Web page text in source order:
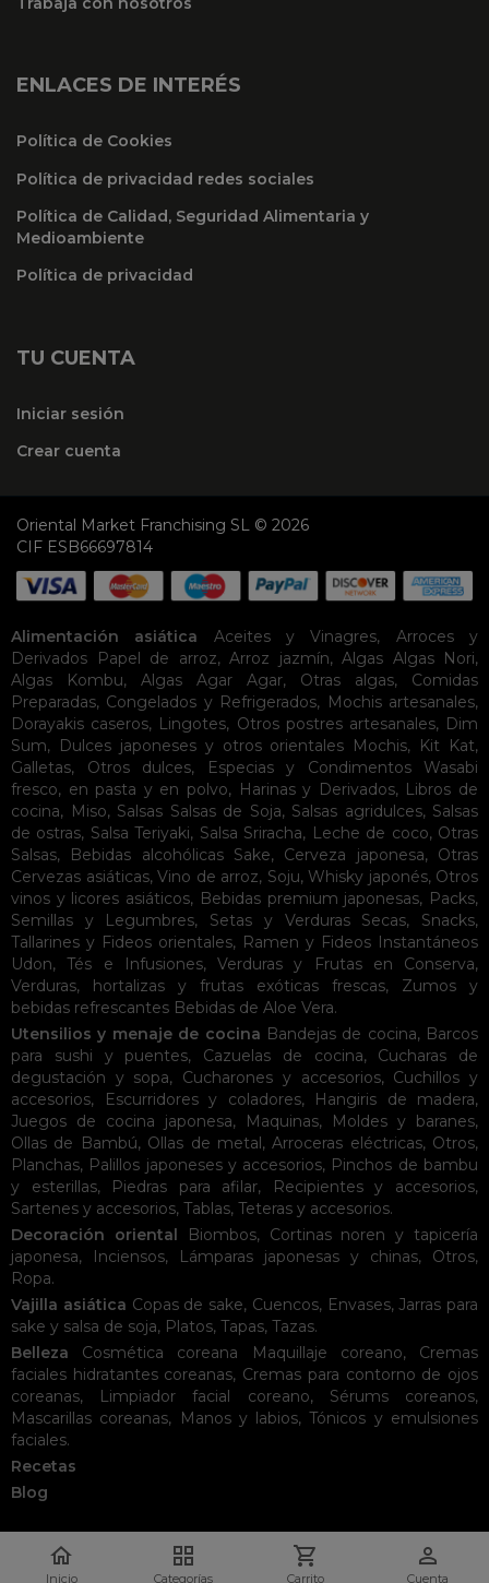
ENLACES DE INTERÉS
Política de Cookies
Política de privacidad redes sociales
Política de Calidad, Seguridad Alimentaria y
Medioambiente
Política de privacidad
TU CUENTA
Iniciar sesión
Crear cuenta
Oriental Market Franchising SL © 2026
CIF ESB66697814
Alimentación asiática Aceites y Vinagres, Arroces y
Derivados
Papel de arroz, Arroz jazmín, Algas Algas Nori,
Algas Kombu, Algas Agar Agar, Otras algas, Comidas
Preparadas, Congelados y Refrigerados, Mochis artesanales,
Dorayakis caseros, Lingotes, Otros postres artesanales, Dim
Sum, Dulces japoneses y otros orientales Mochis, Kit Kat,
Galletas, Otros dulces, Especias y Condimentos
Wasabi
fresco, en pasta y en polvo, Harinas y Derivados, Libros de
cocina, Miso, Salsas Salsas de Soja, Salsas agridulces, Salsas
de ostras, Salsa Teriyaki, Salsa Sriracha, Leche de coco, Otras
Salsas, Bebidas alcohólicas Sake, Cerveza japonesa, Otras
Cervezas asiáticas, Vino de arroz, Soju, Whisky japonés, Otros
vinos y licores asiáticos, Bebidas premium japonesas, Packs,
Semillas y Legumbres, Setas y Verduras Secas, Snacks,
Tallarines y Fideos orientales, Ramen y Fideos Instantáneos
Udon,Tés e Infusiones, Verduras y Frutas en Conserva,
Verduras, hortalizas y frutas exóticas frescas, Zumos y
bebidas refrescantes Bebidas de Aloe Vera.
Utensilios y menaje de cocina Bandejas de cocina, Barcos
para sushi y puentes, Cazuelas de cocina, Cucharas de
degustación y sopa, Cucharones y accesorios, Cuchillos y
accesorios, Escurridores y coladores, Hangiris de madera,
Juegos de cocina japonesa, Maquinas, Moldes y baranes,
Ollas de Bambú, Ollas de metal,Arroceras eléctricas, Otros,
Planchas, Palillos japoneses y accesorios, Pinchos de bambu
y esterillas, Piedras para afilar, Recipientes y accesorios,
Sartenes y accesorios, Tablas, Teteras y accesorios.
Decoración oriental
Biombos, Cortinas noren y tapicería
japonesa, Inciensos, Lámparas japonesas y chinas, Otros,
Ropa.
Vajilla asiática Copas de sake, Cuencos, Envases,Jarras para
sake y salsa de soja, Platos, Tapas, Tazas.
Belleza
Cosmética coreana Maquillaje coreano, Cremas
faciales hidratantes coreanas, Cremas para contorno de ojos
coreanas, Limpiador facial coreano, Sérums coreanos,
Mascarillas coreanas, Manos y labios,Tónicos y emulsiones
faciales.
Recetas
Blog

Inicio

Categorías

Carrito

Cuenta